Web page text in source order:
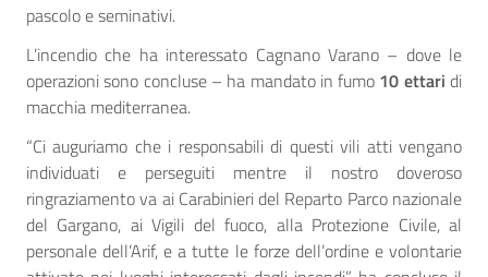
pascolo e seminativi.
L’incendio che ha interessato Cagnano Varano – dove le
operazioni sono concluse – ha mandato in fumo 10 ettari di
macchia mediterranea.
“Ci auguriamo che i responsabili di questi vili atti vengano
individuati e perseguiti mentre il nostro doveroso
ringraziamento va ai Carabinieri del Reparto Parco nazionale
del Gargano, ai Vigili del fuoco, alla Protezione Civile, al
personale dell’Arif, e a tutte le forze dell’ordine e volontarie